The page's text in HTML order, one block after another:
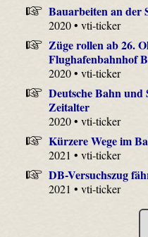
Bauarbeiten an der
2020 • vti-ticker
Züge rollen ab 26.
Flughafenbahnhof
2020 • vti-ticker
Deutsche Bahn und
Zeitalter
2020 • vti-ticker
Kürzere Wege im
2021 • vti-ticker
DB-Versuchszug
2021 • vti-ticker